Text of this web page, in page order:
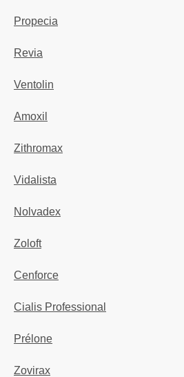
Propecia
Revia
Ventolin
Amoxil
Zithromax
Vidalista
Nolvadex
Zoloft
Cenforce
Cialis Professional
Prélone
Zovirax